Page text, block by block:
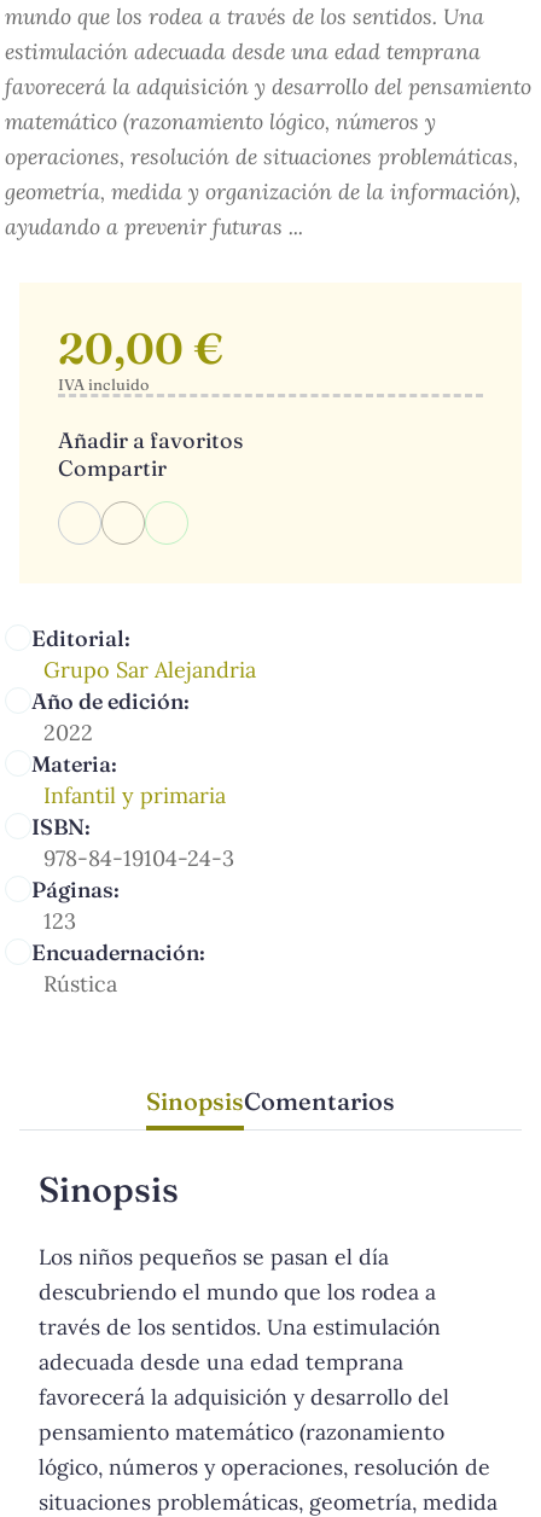
mundo que los rodea a través de los sentidos. Una
estimulación adecuada desde una edad temprana
favorecerá la adquisición y desarrollo del pensamiento
matemático (razonamiento lógico, números y
operaciones, resolución de situaciones problemáticas,
geometría, medida y organización de la información),
ayudando a prevenir futuras ...
Editorial:
Grupo Sar Alejandria
Año de edición:
2022
Materia:
Infantil y primaria
ISBN:
978-84-19104-24-3
Páginas:
123
Encuadernación:
Rústica
20,00 €
IVA incluido
Añadir a favoritos
Compartir
SinopsisComentarios
Sinopsis
Los niños pequeños se pasan el día
descubriendo el mundo que los rodea a
través de los sentidos. Una estimulación
adecuada desde una edad temprana
favorecerá la adquisición y desarrollo del
pensamiento matemático (razonamiento
lógico, números y operaciones, resolución de
situaciones problemáticas, geometría, medida